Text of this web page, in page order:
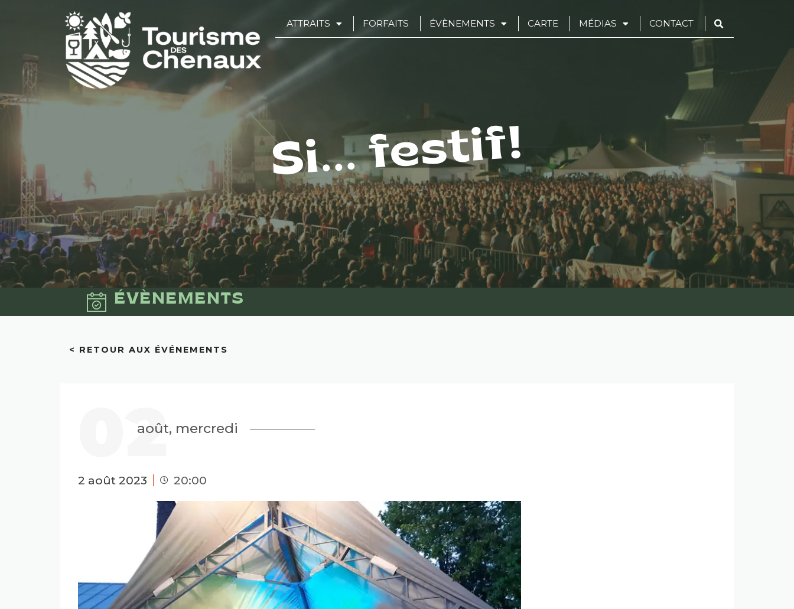
ATTRAITS FORFAITS ÉVÈNEMENTS CARTE MÉDIAS CONTACT
Si... festif!
ÉVÈNEMENTS
< RETOUR AUX ÉVÉNEMENTS
02
août, mercredi
2 août 2023 20:00